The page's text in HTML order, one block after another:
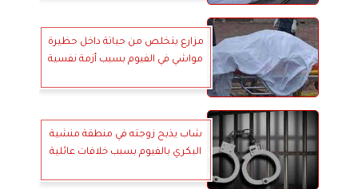
مزارع يتخلص من حياتة داخل حظيرة
مواشي في الفيوم بسبب أزمة نفسية
شاب يذبح زوجته في منطقة منشية
البكري بالفيوم بسبب خلافات عائلية